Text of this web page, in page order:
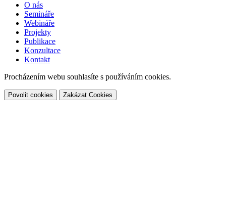
O nás
Semináře
Webináře
Projekty
Publikace
Konzultace
Kontakt
Procházením webu souhlasíte s používáním cookies.
Povolit cookies Zakázat Cookies